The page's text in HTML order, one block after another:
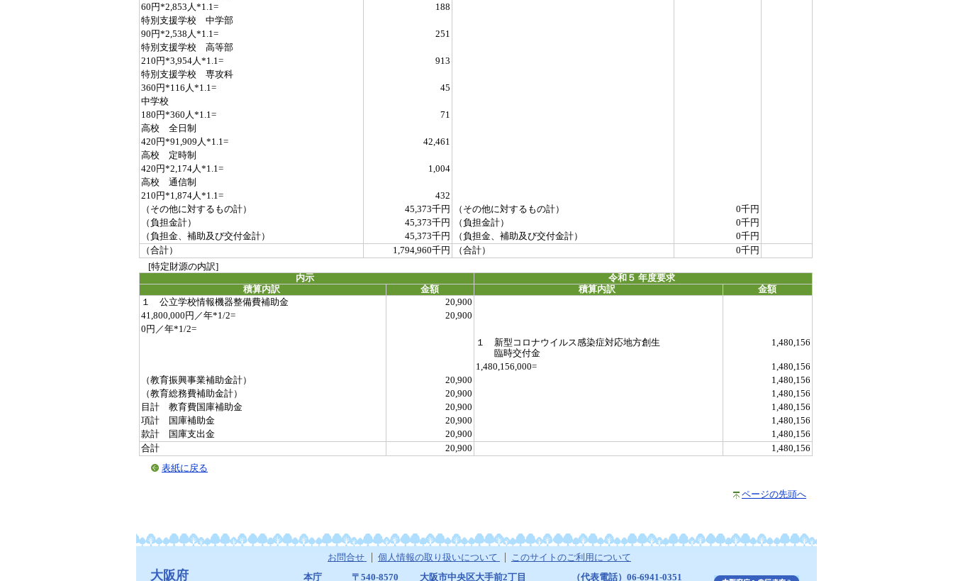
60円*2,853人*1.1=
188
特別支援学校 中学部
90円*2,538人*1.1=
251
特別支援学校 高等部
210円*3,954人*1.1=
913
特別支援学校 専攻科
360円*116人*1.1=
45
中学校
180円*360人*1.1=
71
高校 全日制
420円*91,909人*1.1=
42,461
高校 定時制
420円*2,174人*1.1=
1,004
高校 通信制
210円*1,874人*1.1=
432
（その他に対するもの計）
45,373千円 （その他に対するもの計）
0千円
（負担金計）
45,373千円 （負担金計）
0千円
（負担金、補助及び交付金計）
45,373千円 （負担金、補助及び交付金計）
0千円
（合計）
1,794,960千円 （合計）
0千円
[特定財源の内訳]
内示
令和５ 年度要求
積算内訳
金額 積算内訳
金額
１ 公立学校情報機器整備費補助金
20,900
41,800,000円／年*1/2=
20,900
0円／年*1/2=
１ 新型コロナウイルス感染症対応地方創生
臨時交付金
1,480,156
1,480,156,000=
1,480,156
（教育振興事業補助金計）
20,900
1,480,156
（教育総務費補助金計）
20,900
1,480,156
目計 教育費国庫補助金
20,900
1,480,156
項計 国庫補助金
20,900
1,480,156
款計 国庫支出金
20,900
1,480,156
合計
20,900
1,480,156
表紙に戻る
ページの先頭へ
お問合せ 個人情報の取り扱いについて このサイトのご利用について
大阪府 本庁 〒540-8570 大阪市中央区大手前2丁目 （代表電話）06-6941-0351